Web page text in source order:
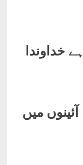
خداوندا
میں